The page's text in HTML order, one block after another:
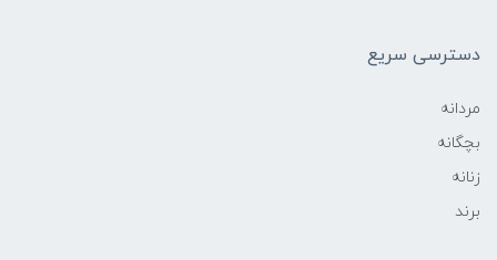
دسترسی سریع
مردانه
بچگانه
زنانه
برند